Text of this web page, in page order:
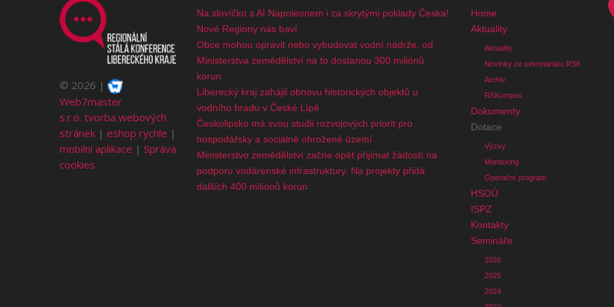
© 2026
Web7master
s.r.o. tvorba webových
stránek | eshop rychle |
mobilní aplikace | Správa
cookies
Na slovíčko s AI Napoleonem i za skrytými poklady Česka!
Nové Regiony nás baví
Obce mohou opravit nebo vybudovat vodní nádrže, od
Ministerstva zemědělství na to dostanou 300 miliónů
korun
Liberecký kraj zahájil obnovu historických objektů u
vodního hradu v České Lípě
Českolipsko má svou studii rozvojových priorit pro
hospodářsky a sociálně ohrožené území
Ministerstvo zemědělství začne opět přijímat žádostí na
podporu vodárenské infrastruktury. Na projekty přidá
dalších 400 milionů korun
Home
Aktuality
Aktuality
Novinky ze sekretariátu RSK
Archiv
RSKompas
Dokumenty
Dotace
Výzvy
Monitoring
Operační program
HSOÚ
ISPZ
Kontakty
Semináře
2026
2025
2024